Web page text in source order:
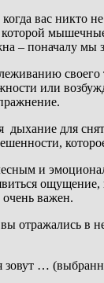
вас никто
– поначалу
или
для
и
ощущение,
важен.
отражались в
зовут …